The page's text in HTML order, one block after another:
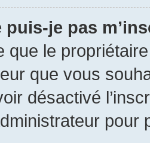
je pas
que le
que vous
désactivé